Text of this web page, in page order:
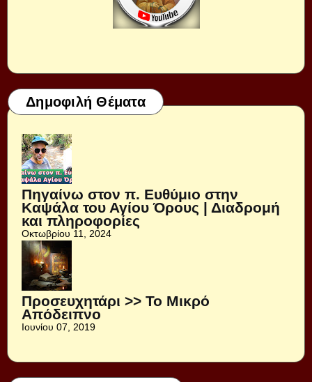
Δημοφιλή Θέματα
Πηγαίνω στον π. Ευθύμιο στην
Καψάλα του Αγίου Όρους | Διαδρομή
και πληροφορίες
Οκτωβρίου 11, 2024
Προσευχητάρι >> Το Μικρό
Απόδειπνο
Ιουνίου 07, 2019